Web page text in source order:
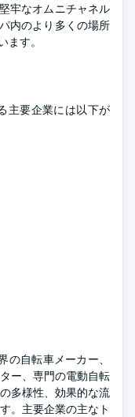
牢なオムニチャネル
内のより多くの場所
す。
主要企業には以下が
の自転車メーカー、
ー、専門の電動自転
多様性、効果的な流
。主要企業の主なト